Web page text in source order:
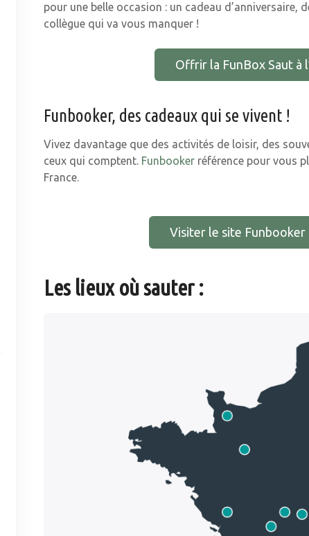
pour une belle occasion : un cadeau
collègue qui va vous manquer !
Offrir la FunBox Saut à
Funbooker, des cadeaux qui se vivent !
Vivez davantage que des activités de loisir, des
ceux qui comptent. Funbooker référence pour vous
France.
Visiter le site Funbooker
Les lieux où sauter :